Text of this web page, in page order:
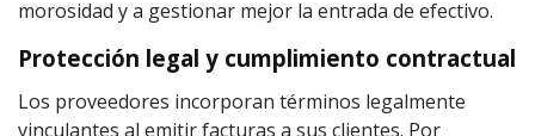
morosidad y a gestionar mejor la entrada de efectivo.
Protección legal y cumplimiento contractual
Los proveedores incorporan términos legalmente
vinculantes al emitir facturas a sus clientes. Por